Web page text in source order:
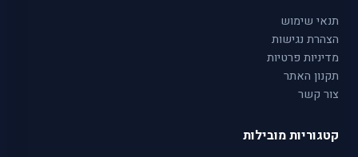
תנאי שימוש
הצהרת נגישות
מדיניות פרטיות
תקנון האתר
צור קשר
קטגוריות מובילות